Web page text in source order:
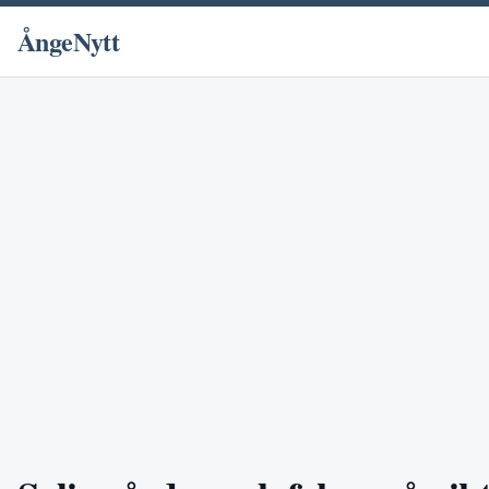
ÅngeNytt